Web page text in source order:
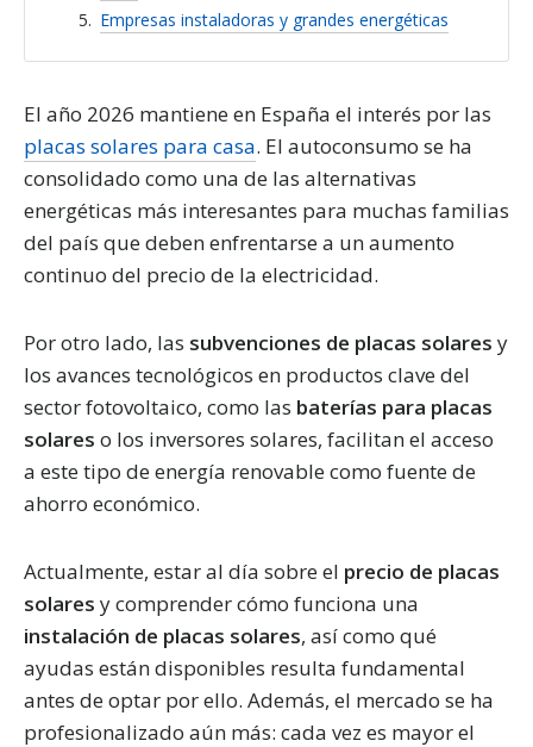
Empresas instaladoras y grandes energéticas
El año 2026 mantiene en España el interés por las
placas solares para casa. El autoconsumo se ha
consolidado como una de las alternativas
energéticas más interesantes para muchas familias
del país que deben enfrentarse a un aumento
continuo del precio de la electricidad.
Por otro lado, las subvenciones de placas solares y
los avances tecnológicos en productos clave del
sector fotovoltaico, como las baterías para placas
solares o los inversores solares, facilitan el acceso
a este tipo de energía renovable como fuente de
ahorro económico.
Actualmente, estar al día sobre el precio de placas
solares y comprender cómo funciona una
instalación de placas solares, así como qué
ayudas están disponibles resulta fundamental
antes de optar por ello. Además, el mercado se ha
profesionalizado aún más: cada vez es mayor el